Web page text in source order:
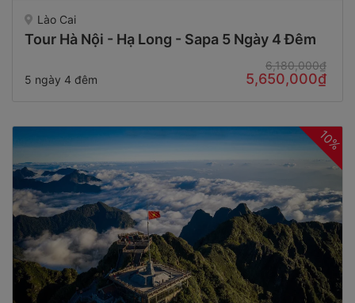
Lào Cai
Tour Hà Nội - Hạ Long - Sapa 5 Ngày 4 Đêm
5 ngày 4 đêm
6,180,000₫
5,650,000₫
10%